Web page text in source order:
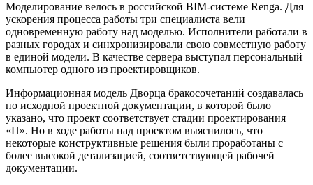
Моделирование велось в российской BIM-системе Renga. Для
ускорения процесса работы три специалиста вели
одновременную работу над моделью. Исполнители работали в
разных городах и синхронизировали свою совместную работу
в единой модели. В качестве сервера выступал персональный
компьютер одного из проектировщиков.
Информационная модель Дворца бракосочетаний создавалась
по исходной проектной документации, в которой было
указано, что проект соответствует стадии проектирования
«П». Но в ходе работы над проектом выяснилось, что
некоторые конструктивные решения были проработаны с
более высокой детализацией, соответствующей рабочей
документации.